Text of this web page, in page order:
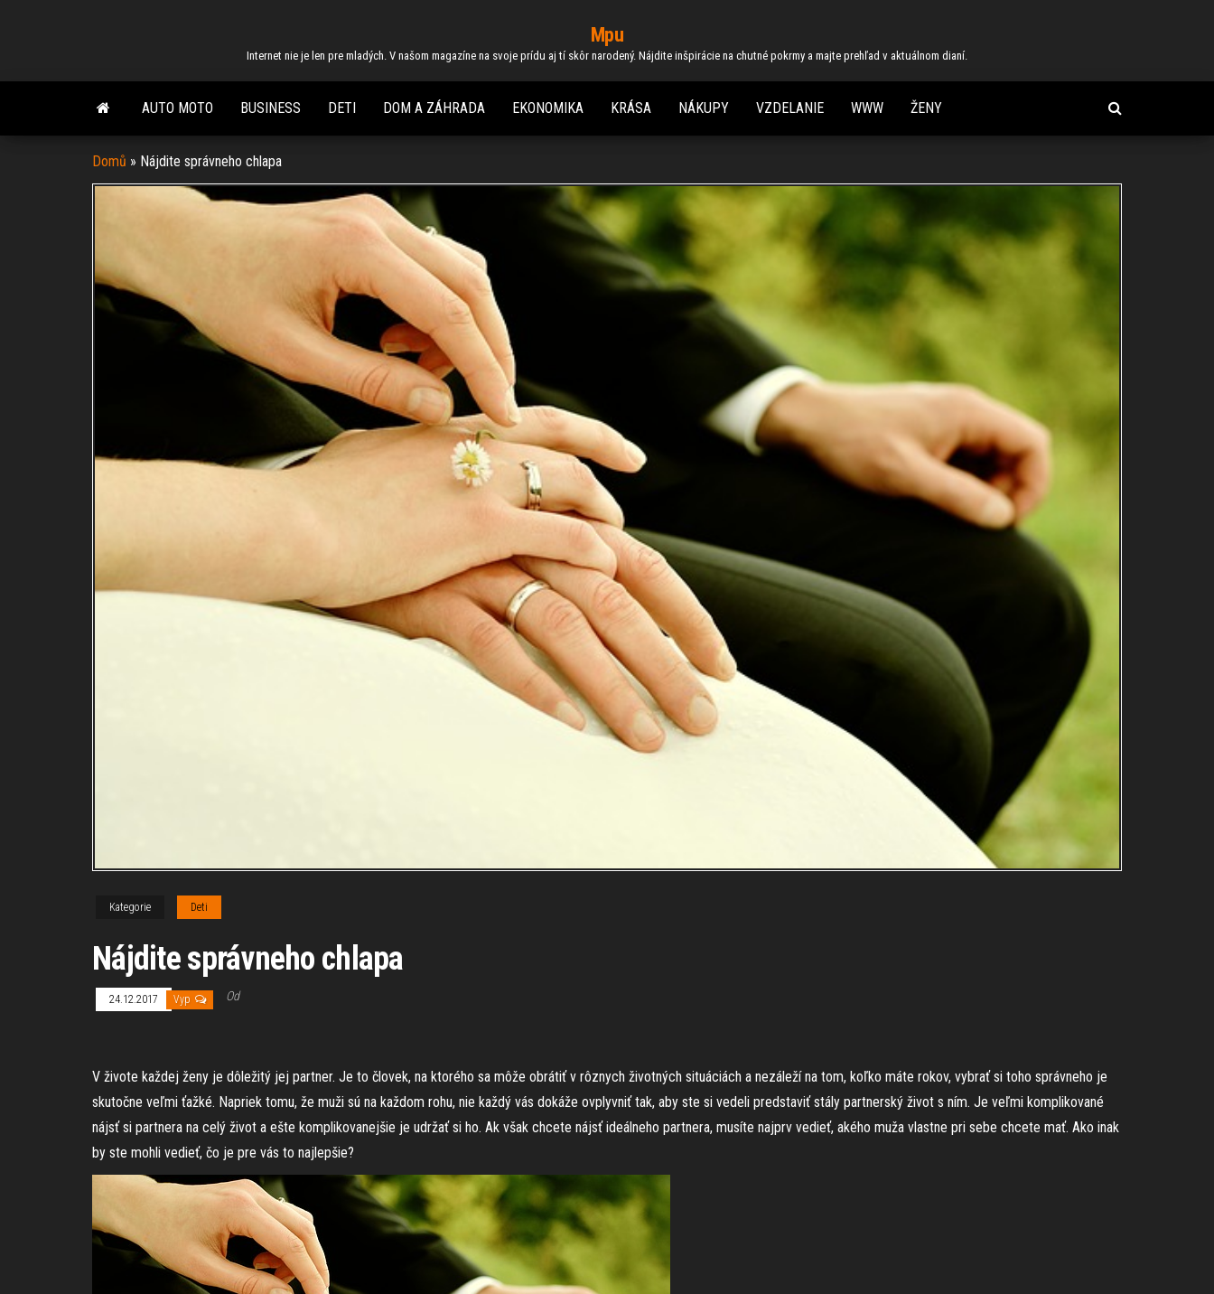
content
Mpu
Internet nie je len pre mladých. V našom magazíne na svoje prídu aj tí skôr narodený. Nájdite inšpirácie na chutné pokrmy a majte prehľad v aktuálnom dianí.
AUTO MOTO BUSINESS DETI DOM A ZÁHRADA EKONOMIKA KRÁSA NÁKUPY VZDELANIE WWW ŽENY
Domů » Nájdite správneho chlapa
Kategorie Deti
Nájdite správneho chlapa
24.12.2017 Vyp Od
V živote každej ženy je dôležitý jej partner. Je to človek, na ktorého sa môže obrátiť v rôznych životných situáciách a nezáleží na tom, koľko máte rokov, vybrať si toho správneho je
skutočne veľmi ťažké. Napriek tomu, že muži sú na každom rohu, nie každý vás dokáže ovplyvniť tak, aby ste si vedeli predstaviť stály partnerský život s ním. Je veľmi komplikované
nájsť si partnera na celý život a ešte komplikovanejšie je udržať si ho. Ak však chcete nájsť ideálneho partnera, musíte najprv vedieť, akého muža vlastne pri sebe chcete mať. Ako inak
by ste mohli vedieť, čo je pre vás to najlepšie?